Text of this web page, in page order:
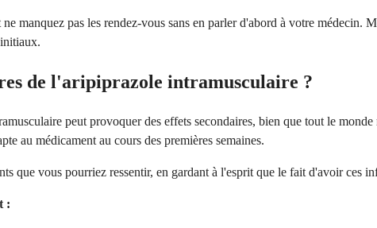
manquez pas les rendez-vous sans en parler d'abord à votre
de l'aripiprazole intramusculaire ?
peut provoquer des effets secondaires, bien que tout le
au médicament au cours des premières semaines.
que vous pourriez ressentir, en gardant à l'esprit que le fait d'avoir ces
: